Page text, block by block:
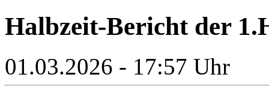
Halbzeit-Bericht der
01.03.2026 - 17:57 Uhr